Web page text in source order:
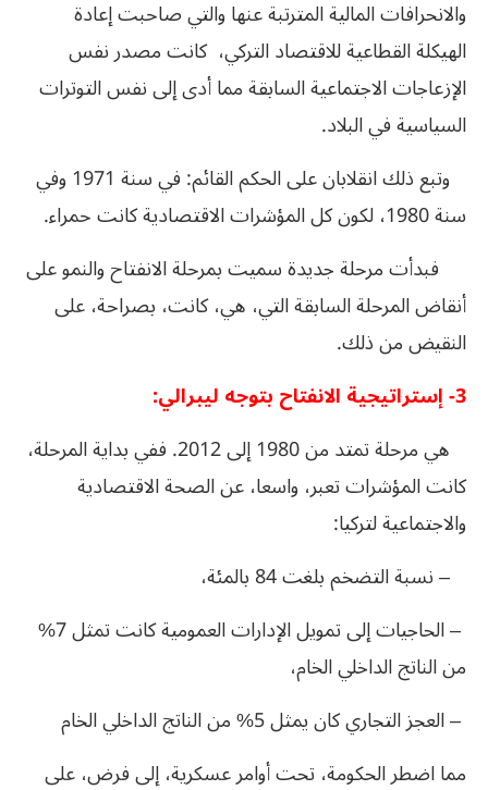
والانحرافات المالية المترتبة عنها والتي صاحبت إعادة
الهيكلة القطاعية للاقتصاد التركي، كانت مصدر نفس
الإزعاجات الاجتماعية السابقة مما أدى إلى نفس التوترات
السياسية في البلاد.
وتبع ذلك انقلابان على الحكم القائم: في سنة 1971 وفي
سنة 1980، لكون كل المؤشرات الاقتصادية كانت حمراء.
فبدأت مرحلة جديدة سميت بمرحلة الانفتاح والنمو على
أنقاض المرحلة السابقة التي، هي، كانت، بصراحة، على
النقيض من ذلك.
3- إستراتيجية الانفتاح بتوجه ليبرالي:
هي مرحلة تمتد من 1980 إلى 2012. ففي بداية المرحلة،
كانت المؤشرات تعبر، واسعا، عن الصحة الاقتصادية
والاجتماعية لتركيا:
– نسبة التضخم بلغت 84 بالمئة،
– الحاجيات إلى تمويل الإدارات العمومية كانت تمثل 7%
من الناتج الداخلي الخام،
– العجز التجاري كان يمثل 5% من الناتج الداخلي الخام
مما اضطر الحكومة، تحت أوامر عسكرية، إلى فرض، على